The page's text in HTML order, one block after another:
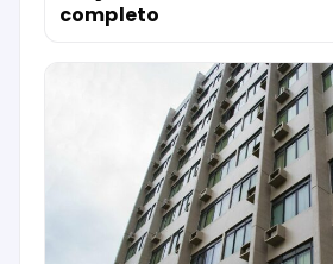
completo